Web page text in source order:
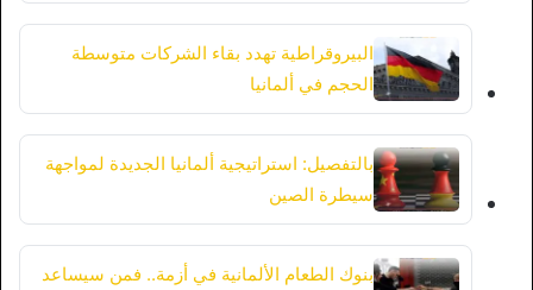
البيروقراطية تهدد بقاء الشركات متوسطة
الحجم في ألمانيا
بالتفصيل: استراتيجية ألمانيا الجديدة لمواجهة
سيطرة الصين
بنوك الطعام الألمانية في أزمة.. فمن سيساعد